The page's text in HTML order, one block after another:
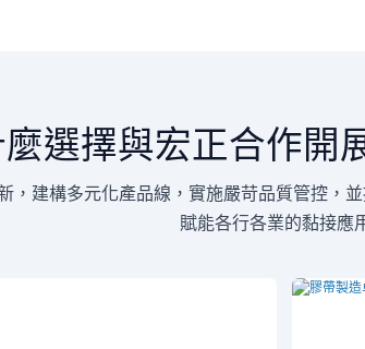
選擇與宏正合作開
，建構多元化產品線，實施嚴苛品質管控，
賦能各行各業的黏接應